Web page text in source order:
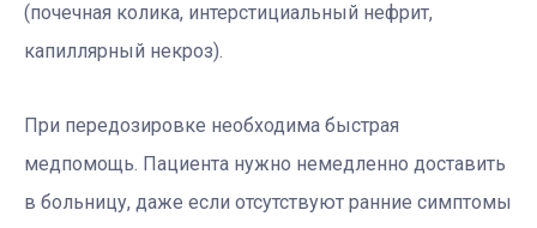
(почечная колика, интерстициальный нефрит,
капиллярный некроз).
При передозировке необходима быстрая
медпомощь. Пациента нужно немедленно доставить
в больницу, даже если отсутствуют ранние симптомы